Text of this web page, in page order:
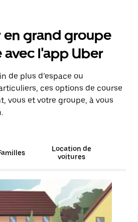
en grand groupe
avec l'app Uber
de plus d’espace ou
ces options de course
vous et votre groupe, à vous
Location de
voitures